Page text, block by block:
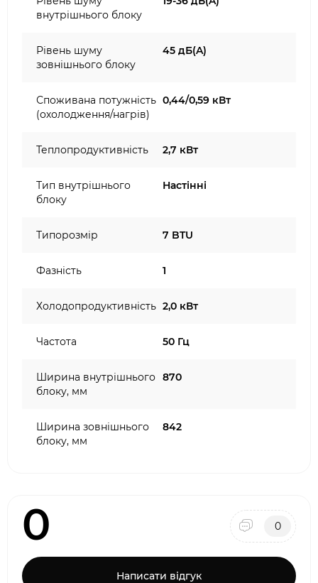
внутрішнього блоку
Рівень шуму
зовнішнього блоку
45 дБ(A)
Споживана потужність
(охолодження/нагрів)
0,44/0,59 кВт
Теплопродуктивність 2,7 кВт
Тип внутрішнього
блоку
Настінні
Типорозмір 7 BTU
Фазність 1
Холодопродуктивність 2,0 кВт
Частота 50 Гц
Ширина внутрішнього
блоку, мм
870
Ширина зовнішнього
блоку, мм
842
0 0
Написати відгук